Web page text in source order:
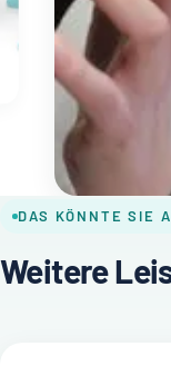
DAS KÖNNTE SIE
Weitere